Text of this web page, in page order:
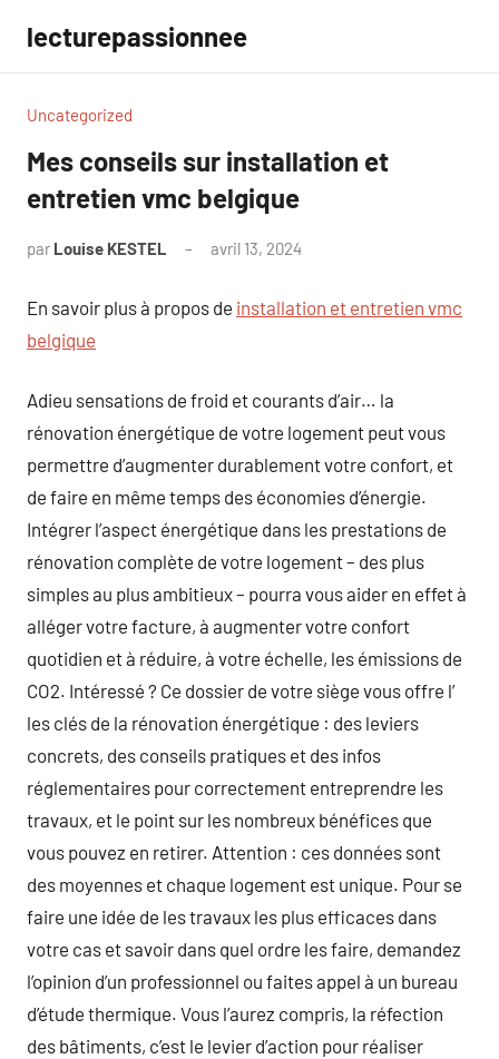
contenu
lecturepassionnee
Uncategorized
Mes conseils sur installation et
entretien vmc belgique
par Louise KESTEL avril 13, 2024
En savoir plus à propos de installation et entretien vmc
belgique
Adieu sensations de froid et courants d’air… la
rénovation énergétique de votre logement peut vous
permettre d’augmenter durablement votre confort, et
de faire en même temps des économies d’énergie.
Intégrer l’aspect énergétique dans les prestations de
rénovation complète de votre logement – des plus
simples au plus ambitieux – pourra vous aider en effet à
alléger votre facture, à augmenter votre confort
quotidien et à réduire, à votre échelle, les émissions de
CO2. Intéressé ? Ce dossier de votre siège vous offre l’
les clés de la rénovation énergétique : des leviers
concrets, des conseils pratiques et des infos
réglementaires pour correctement entreprendre les
travaux, et le point sur les nombreux bénéfices que
vous pouvez en retirer. Attention : ces données sont
des moyennes et chaque logement est unique. Pour se
faire une idée de les travaux les plus efficaces dans
votre cas et savoir dans quel ordre les faire, demandez
l’opinion d’un professionnel ou faites appel à un bureau
d’étude thermique. Vous l’aurez compris, la réfection
des bâtiments, c’est le levier d’action pour réaliser